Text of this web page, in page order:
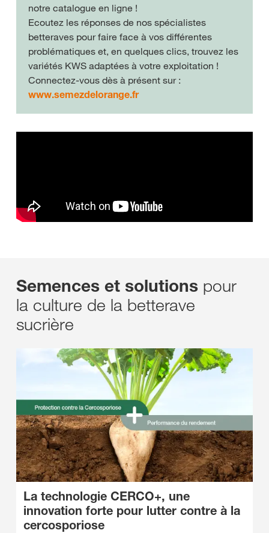
notre catalogue en ligne !
Ecoutez les réponses de nos spécialistes
betteraves pour faire face à vos différentes
problématiques et, en quelques clics, trouvez les
variétés KWS adaptées à votre exploitation !
Connectez-vous dès à présent sur :
www.semezdelorange.fr
Semences et solutions pour
la culture de la betterave
sucrière
La technologie CERCO+, une
innovation forte pour lutter contre à la
cercosporiose